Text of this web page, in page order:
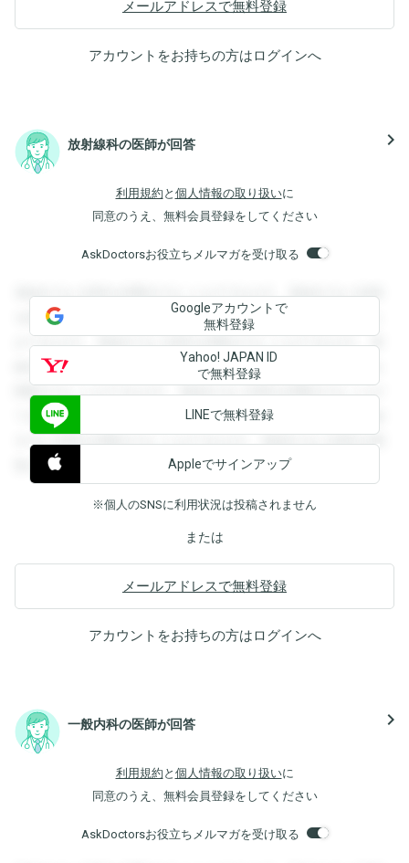
メールアドレスで無料登録
アカウントをお持ちの方はログインへ
放射線科の医師が回答 navigate_next
利用規約 と 個人情報の取り扱いに
同意のうえ、無料会員登録をしてください
AskDoctorsお役立ちメルマガを受け取る
登録すると回答を閲覧することができます。登録すると回答
を閲覧することができます。登録すると回答を閲覧すること
ができます。登録すると回答を閲覧することができます。登
録すると回答を閲覧することができます。登録すると回答を
閲覧することができます。登録すると回答を閲覧することが
できます。登録すると回答を閲覧することができます。登録
すると回答を閲覧することができます。登録すると回答を閲
覧することができます。
Googleアカウントで
無料登録
Yahoo! JAPAN ID
で無料登録
LINEで無料登録
Appleでサインアップ
※個人のSNSに利用状況は投稿されません
または
メールアドレスで無料登録
アカウントをお持ちの方はログインへ
一般内科の医師が回答 navigate_next
利用規約 と 個人情報の取り扱いに
同意のうえ、無料会員登録をしてください
AskDoctorsお役立ちメルマガを受け取る